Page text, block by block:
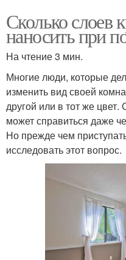
Сколько слоев
наносить при
На чтение 3 мин.
Многие люди, которые
изменить вид своей
другой или в тот же цвет.
может справиться даже
Но прежде чем
исследовать этот вопрос.